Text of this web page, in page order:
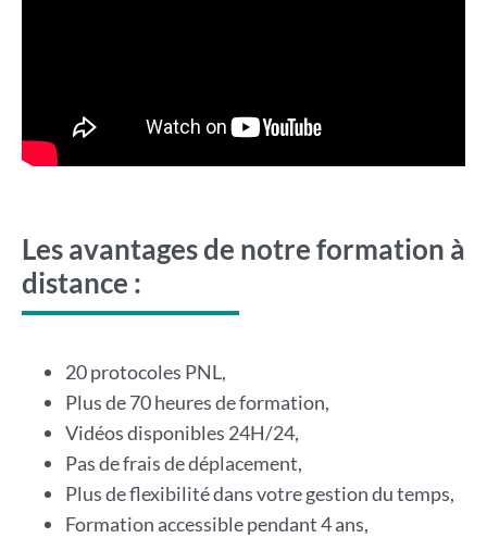
Les avantages de notre formation à
distance :
20 protocoles PNL,
Plus de 70 heures de formation,
Vidéos disponibles 24H/24,
Pas de frais de déplacement,
Plus de flexibilité dans votre gestion du temps,
Formation accessible pendant 4 ans,